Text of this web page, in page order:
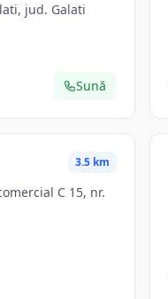
jud. Galati
Sună
3.5 km